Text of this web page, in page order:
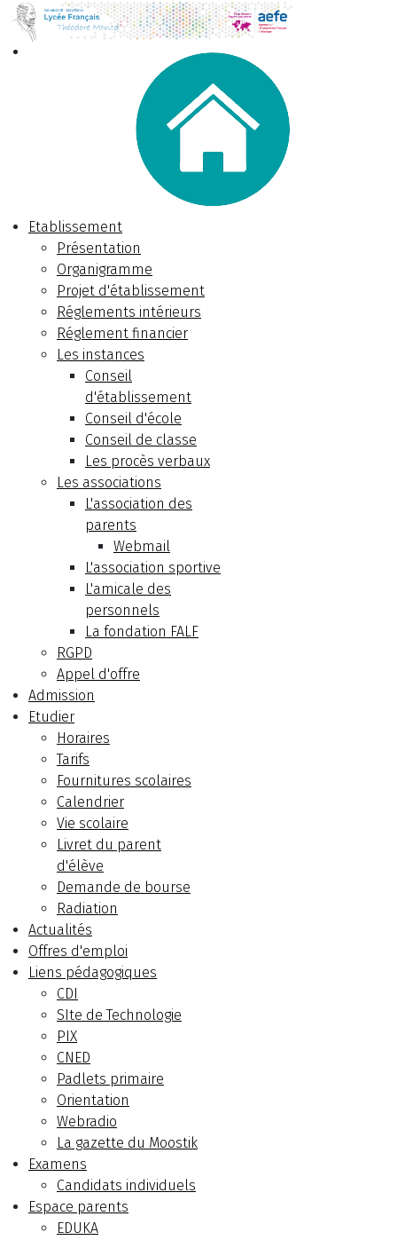
Etablissement
Présentation
Organigramme
Projet d'établissement
Réglements intérieurs
Réglement financier
Les instances
Conseil
d'établissement
Conseil d'école
Conseil de classe
Les procès verbaux
Les associations
L'association des
parents
Webmail
L'association sportive
L'amicale des
personnels
La fondation FALF
RGPD
Appel d'offre
Admission
Etudier
Horaires
Tarifs
Fournitures scolaires
Calendrier
Vie scolaire
Livret du parent
d'élève
Demande de bourse
Radiation
Actualités
Offres d'emploi
Liens pédagogiques
CDI
SIte de Technologie
PIX
CNED
Padlets primaire
Orientation
Webradio
La gazette du Moostik
Examens
Candidats individuels
Espace parents
EDUKA